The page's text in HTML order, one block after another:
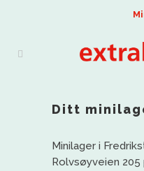
Ditt
Minilager i
Rolvsøyveien 205